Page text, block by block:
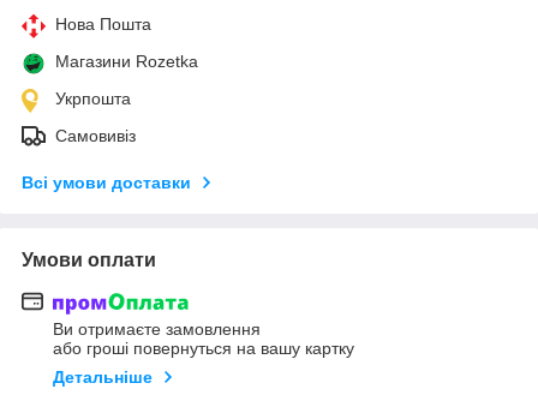
Нова Пошта
Магазини Rozetka
Укрпошта
Самовивіз
Всі умови доставки
Умови оплати
Ви отримаєте замовлення
або гроші повернуться на вашу картку
Детальніше